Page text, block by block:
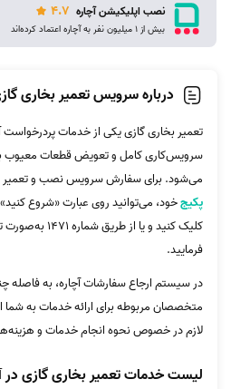
نصب اپلیکیشن آچاره 4.7
بیش از 1 میلیون نفر به آچاره اعتماد کرده‌اند
درباره سرویس تعمیر بخاری
تعمیر بخاری گازی یکی از خدمات پردرخواست
سرویس‌کاری کامل و تعویض قطعات معیوب با
می‌شود. برای سفارش سرویس نصب و تعمیر
پکیجخود، می‌توانید روی عبارت «شروع
کلیک کنید و یا
فرمایید.
در سیستم ارجاع سفارشات آچاره، به
متخصصان مربوطه برای ارائه خدمات به شما
لازم در خصوص نحوه انجام خدمات و هزینه‌ها
لیست خدمات تعمیر بخاری گازی در